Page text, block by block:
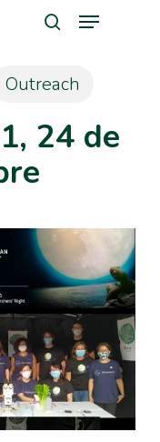
Menu
Outreach
24 de